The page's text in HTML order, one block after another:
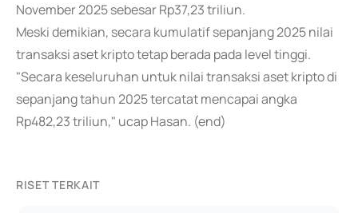
November 2025 sebesar Rp37,23 triliun.
Meski demikian, secara kumulatif sepanjang 2025 nilai
transaksi aset kripto tetap berada pada level tinggi.
"Secara keseluruhan untuk nilai transaksi aset kripto di
sepanjang tahun 2025 tercatat mencapai angka
Rp482,23 triliun," ucap Hasan. (end)
RISET TERKAIT